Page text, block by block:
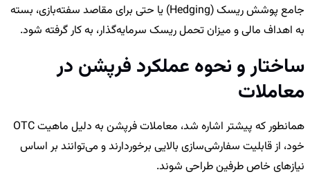
جامع پوشش ریسک (Hedging) یا حتی برای مقاصد سفته‌بازی، بسته
به اهداف مالی و میزان تحمل ریسک سرمایه‌گذار، به کار گرفته شود.
ساختار و نحوه عملکرد فرپشن در
معاملات
همانطور که پیشتر اشاره شد، معاملات فرپشن به دلیل ماهیت OTC
خود، از قابلیت سفارشی‌سازی بالایی برخوردارند و می‌توانند بر اساس
نیازهای خاص طرفین طراحی شوند.